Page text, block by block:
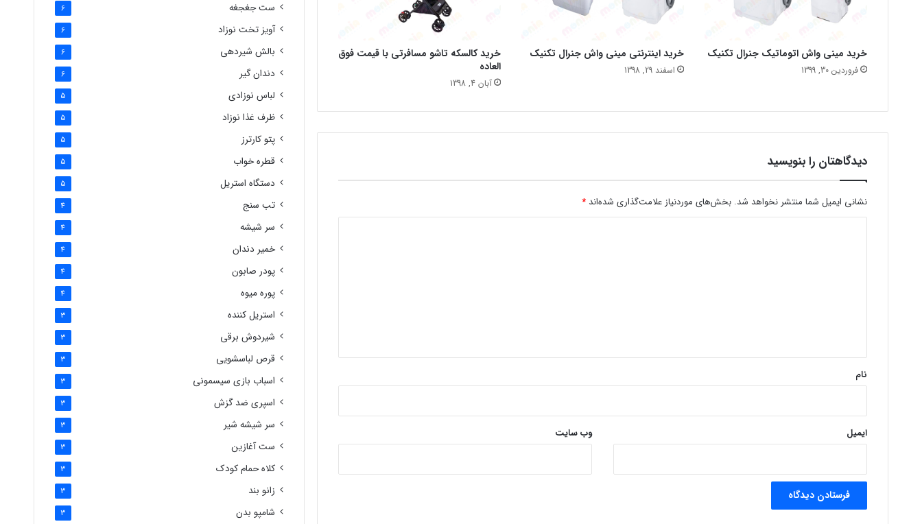
خرید مینی واش اتوماتیک جنرال تکنیک
فروردین 30, 1399
خرید اینترنتی مینی واش جنرال تکنیک
اسفند 29, 1398
خرید کالسکه تاشو مسافرتی با قیمت فوق
العاده
آبان 4, 1398
دیدگاهتان را بنویسید
نشانی ایمیل شما منتشر نخواهد شد. بخش‌های موردنیاز علامت‌گذاری شده‌اند *
نام
ایمیل وب‌ سایت
ست جغجغه 6
آویز تخت نوزاد 6
بالش شیردهی 6
دندان گیر 6
لباس نوزادی 5
ظرف غذا نوزاد 5
پتو کارترز 5
قطره خواب 5
دستگاه استریل 5
تب سنج 4
سر شیشه 4
خمیر دندان 4
پودر صابون 4
پوره میوه 4
استریل کننده 3
شیردوش برقی 3
قرص لباسشویی 3
اسباب بازی سیسمونی 3
اسپری ضد گزش 3
سر شیشه شیر 3
ست آغازین 3
کلاه حمام کودک 3
زانو بند 3
شامپو بدن 3